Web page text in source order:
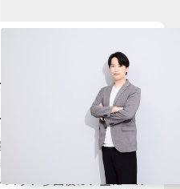
職に従事後、医療系メデ
ケア企業のデジタルマー
ッド参画後は、主にヘル